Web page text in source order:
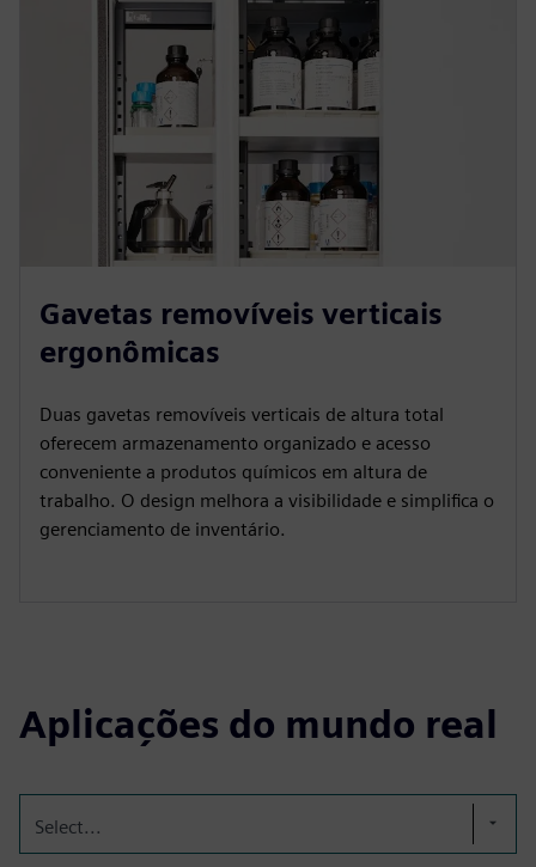
Gavetas removíveis verticais
ergonômicas
Duas gavetas removíveis verticais de altura total
oferecem armazenamento organizado e acesso
conveniente a produtos químicos em altura de
trabalho. O design melhora a visibilidade e simplifica o
gerenciamento de inventário.
Aplicações do mundo real
Select...